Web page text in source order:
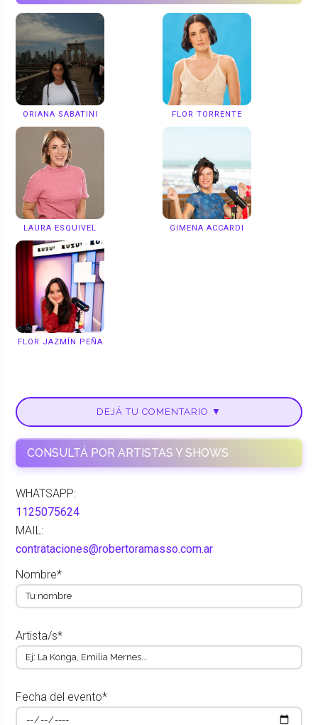
ORIANA SABATINI FLOR TORRENTE
LAURA ESQUIVEL GIMENA ACCARDI
FLOR JAZMÍN PEÑA
DEJÁ TU COMENTARIO ▼
CONSULTÁ POR ARTISTAS Y SHOWS
WHATSAPP:
1125075624
MAIL:
contrataciones@robertoramasso.com.ar
Nombre*
Artista/s*
Fecha del evento*